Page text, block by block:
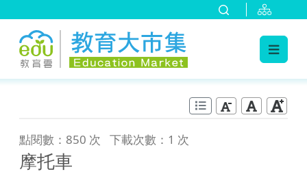
點閱數：850 次 下載次數：1 次
摩托車